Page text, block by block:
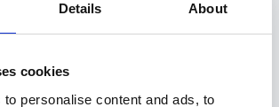
Details About
cookies
personalise content and ads, to